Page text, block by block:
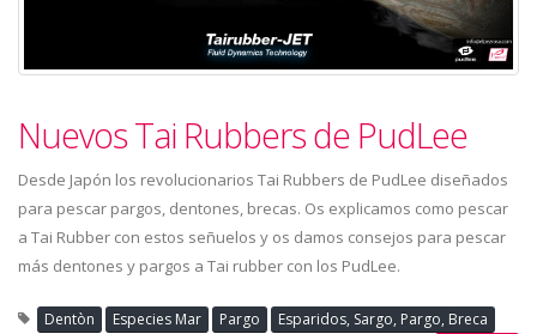
Nuevos Tai Rubbers de PudLee
Desde Japón los revolucionarios Tai Rubbers de PudLee diseñados
para pescar pargos, dentones, brecas. Os explicamos como pescar
a Tai Rubber con estos señuelos y os damos consejos para pescar
más dentones y pargos a Tai rubber con los PudLee.
Dentòn Especies Mar Pargo
Esparidos, Sargo, Pargo, Breca